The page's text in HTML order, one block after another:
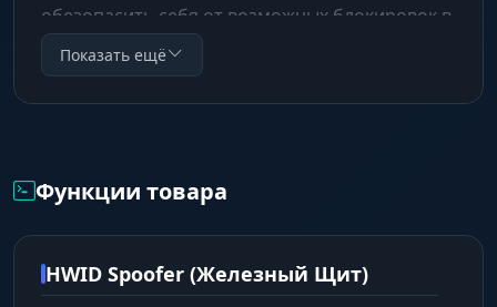
обезопасить себя от возможных блокировок в
будущем. Доверьтесь качеству от
проверенного разработчика Crooked Arms и
забудьте о проблемах с доступом в Delta Force.
Показать ещё
Функции товара
HWID Spoofer (Железный Щит)